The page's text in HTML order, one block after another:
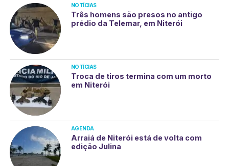
NOTÍCIAS
Três homens são presos no antigo
prédio da Telemar, em Niterói
NOTÍCIAS
Troca de tiros termina com um morto
em Niterói
AGENDA
Arraiá de Niterói está de volta com
edição Julina